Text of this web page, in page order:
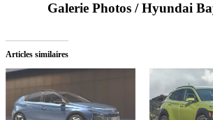
Galerie Photos / Hyundai
Articles similaires